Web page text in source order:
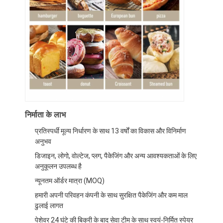
फ़ैक्टरी टूर
गुणवत्ता नियंत्रण
हमसे संपर्क करें
समाचार
बेकरी उत्पादन लाइन
आटा मिक्सर
वाणिज्यिक अंडे पीटनेवाला
विभाजक गोल करनेवाला
निर्माता के लाभ
प्रतिस्पर्धी मूल्य निर्धारण के साथ 13 वर्षों का विकास और विनिर्माण
अनुभव
डिजाइन, लोगो, वोल्टेज, प्लग, पैकेजिंग और अन्य आवश्यकताओं के लिए
अनुकूलन उपलब्ध है
न्यूनतम ऑर्डर मात्रा (MOQ)
हमारी अपनी परिवहन कंपनी के साथ सुरक्षित पैकेजिंग और कम माल
ढुलाई लागत
पेशेवर 24 घंटे की बिक्री के बाद सेवा टीम के साथ स्वयं-निर्मित स्पेयर